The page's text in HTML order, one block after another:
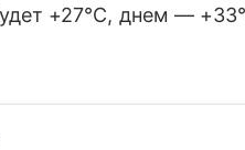
+27°C, днем —